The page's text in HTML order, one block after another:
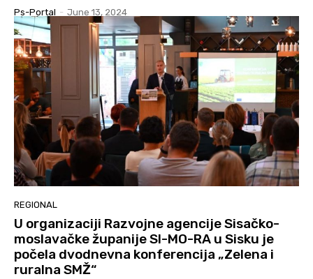
Ps-Portal - June 13, 2024
REGIONAL
U organizaciji Razvojne agencije Sisačko-
moslavačke županije SI-MO-RA u Sisku je
počela dvodnevna konferencija „Zelena i
ruralna SMŽ“